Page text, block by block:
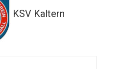
KSV Kaltern